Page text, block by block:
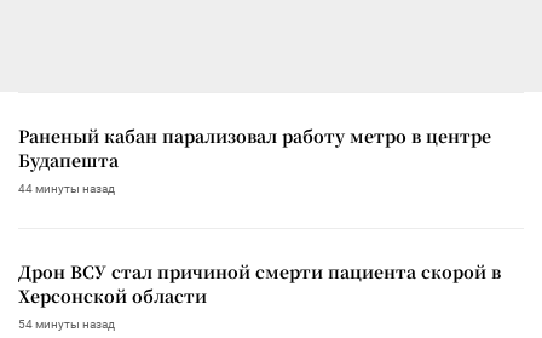
Раненый кабан парализовал работу метро в центре
Будапешта
44 минуты назад
Дрон ВСУ стал причиной смерти пациента скорой в
Херсонской области
54 минуты назад